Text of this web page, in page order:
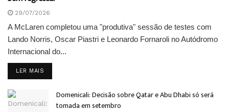
29/07/2026
A McLaren completou uma "produtiva" sessão de testes com
Lando Norris, Oscar Piastri e Leonardo Fornaroli no Autódromo
Internacional do...
LER MAIS
Domenicali: Decisão sobre Qatar e Abu Dhabi só será
tomada em setembro